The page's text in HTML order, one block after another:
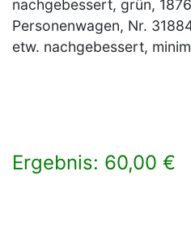
nachgebessert, grün,
Personenwagen, Nr.
etw. nachgebessert,
Ergebnis: 60,00 €